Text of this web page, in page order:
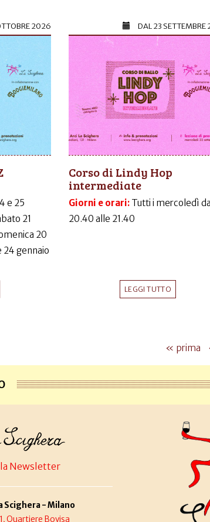
2026
e 25
21
20
24 gennaio
DAL23
Corso di Lindy Hop
intermediate
Giorni e orari: Tutti i mercoledì
20.40 alle 21.40
LEGGI TUTTO
« prima
Newsletter
Scighera - Milano
Quartiere Bovisa